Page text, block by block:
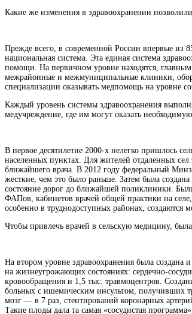
Какие же изменения в здравоохранении
Прежде всего, в современной России впервые из
национальная система. Эта единая система
помощи. На первичном уровне находятся,
межрайонные и межмуниципальные клиники,
специализации оказывать медпомощь на уровне
Каждый уровень системы здравоохранения
медучреждение, где им могут оказать
В первое десятилетие 2000-х нелегко пришлось
населенных пунктах. Для жителей отдаленных
ближайшего врача. В 2012 году федеральный
жесткие, чем это было раньше. Затем была
состояние дорог до ближайшей поликлиники.
ФАПов, кабинетов врачей общей практики на
особенно в труднодоступных районах, создаются
Чтобы привлечь врачей в сельскую медицину,
На втором уровне здравоохранения была создана
на жизнеугрожающих состояниях: сердечно-
кровообращения и 1,5 тыс. травмоцентров.
больных с ишемическим инсультом, получивших
мозг — в 7 раз, стентирований коронарных
Такие плоды дала та самая «сосудистая